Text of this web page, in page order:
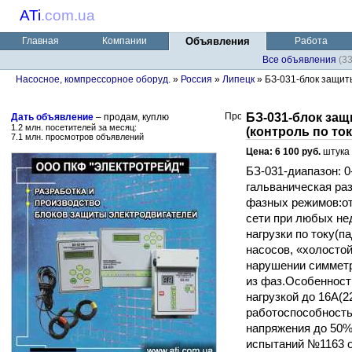
ATi.com.ua
Главная Компании Объявления
Работа
Все объявления
Насосное, компрессорное оборуд. » Россия » Липецк » БЗ-031-блок
Дать объявление – продам, куплю
1.2 млн. посетителей за месяц:
7.1 млн. просмотров объявлений
БЗ-031-блок
(контроль по
Цена: 6 100 руб.
БЗ-031-диапазон:
гальваническая
фазных
сети при любых
нагрузки по
насосов,
нарушении
из
нагрузкой до
напряжения до
испытаний №1163